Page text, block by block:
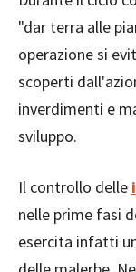
"dar terra alle
operazione si
scoperti
inverdimenti e
sviluppo.
Il controllo delle
nelle prime fasi
esercita infatti